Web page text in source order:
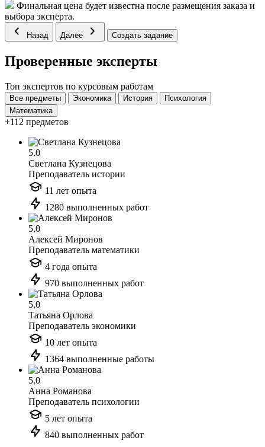
Финальная цена будет известна после размещения заказа и
выбора эксперта.
Назад Далее Создать задание
Проверенные эксперты
Топ экспертов по курсовым работам
Все предметы Экономика История
Психология
Математика
+112 предметов
5.0
Светлана Кузнецова
Преподаватель истории
11 лет опыта
1280 выполненных работ
5.0
Алексей Миронов
Преподаватель математики
4 года опыта
970 выполненных работ
5.0
Татьяна Орлова
Преподаватель экономики
10 лет опыта
1364 выполненные работы
5.0
Анна Романова
Преподаватель психологии
5 лет опыта
840 выполненных работ